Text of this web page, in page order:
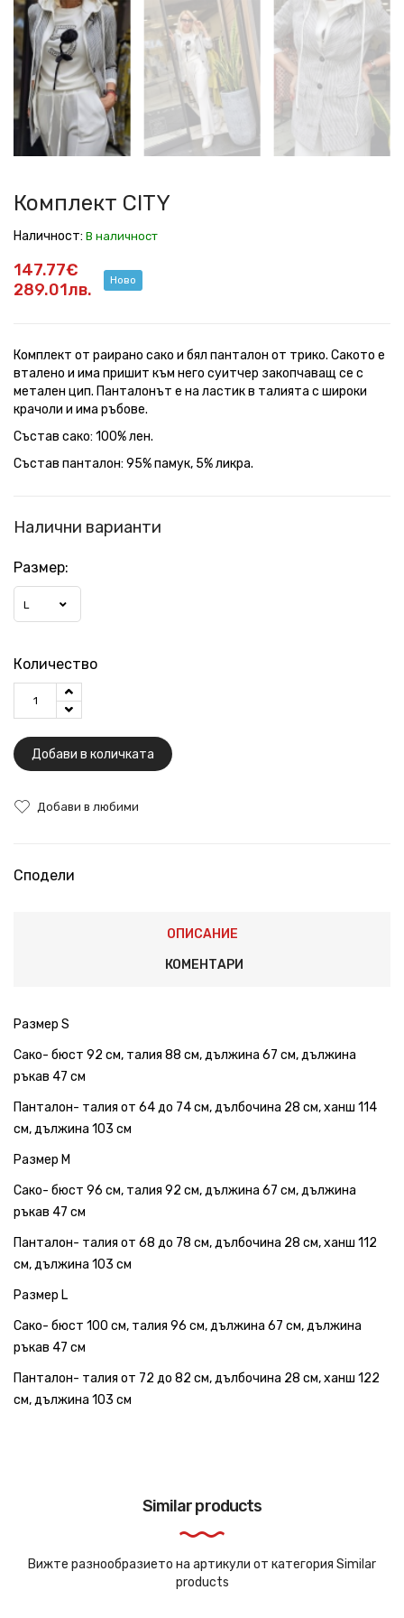
CITY
CITY
CITY
CITY
CITY
CITY
CITY
CITY
Комплект CITY
Наличност: В наличност
147.77€
289.01лв.
Ново
Комплект от раирано сако и бял панталон от трико. Сакото е
вталено и има пришит към него суитчер закопчаващ се с
метален цип. Панталонът е на ластик в талията с широки
крачоли и има ръбове.
Състав сако: 100% лен.
Състав панталон: 95% памук, 5% ликра.
Налични варианти
Размер:
L
Количество
Добави в количката
Добави в любими
Сподели
ОПИСАНИЕ
КОМЕНТАРИ
Размер S
Сако- бюст 92 см, талия 88 см, дължина 67 см, дължина
ръкав 47 см
Панталон- талия от 64 до 74 см, дълбочина 28 см, ханш 114
см, дължина 103 см
Размер M
Сако- бюст 96 см, талия 92 см, дължина 67 см, дължина
ръкав 47 см
Панталон- талия от 68 до 78 см, дълбочина 28 см, ханш 112
см, дължина 103 см
Размер L
Сако- бюст 100 см, талия 96 см, дължина 67 см, дължина
ръкав 47 см
Панталон- талия от 72 до 82 см, дълбочина 28 см, ханш 122
см, дължина 103 см
Similar products
Вижте разнообразието на артикули от категория Similar
products